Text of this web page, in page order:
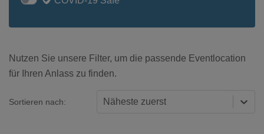
Nutzen Sie unsere Filter, um die passende Eventlocation
für Ihren Anlass zu finden.
Sortieren nach: Näheste zuerst